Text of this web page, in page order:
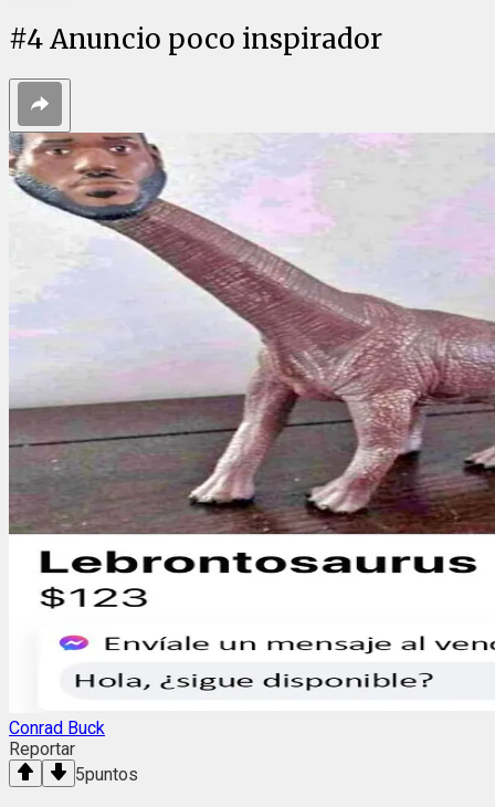
#4Anuncio poco inspirador
Conrad Buck
Reportar
5puntos